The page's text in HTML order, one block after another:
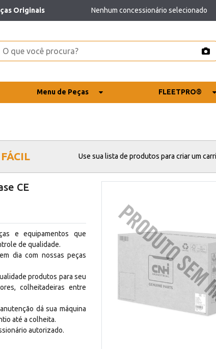
Originais Nenhum concessionário selecionado
Menu de Peças FLEETPRO®
Use sua lista de produtos para criar um
CE
e equipamentos que
de qualidade.
dia com nossas peças
produtos para seu
colheitadeiras entre
dá sua máquina
até a colheita.
autorizado.